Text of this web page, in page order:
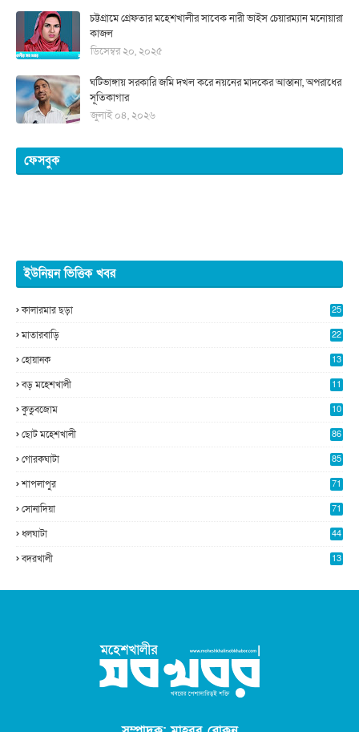
চট্টগ্রামে গ্রেফতার মহেশখালীর সাবেক নারী ভাইস চেয়ারম্যান মনোয়ারা
কাজল
ডিসেম্বর ২০, ২০২৫
ঘটিভাঙ্গায় সরকারি জমি দখল করে নয়নের মাদকের আস্তানা, অপরাধের
সূতিকাগার
জুলাই ০৪, ২০২৬
ফেসবুক
ইউনিয়ন ভিত্তিক খবর
কালারমার ছড়া
25
মাতারবাড়ি
22
হোয়ানক
13
বড় মহেশখালী
11
কুতুবজোম
10
ছোট মহেশখালী 86
গোরকঘাটা 85
শাপলাপুর 71
সোনাদিয়া 71
ধলঘাটা 44
বদরখালী 13